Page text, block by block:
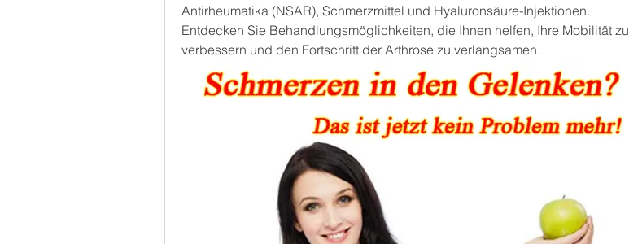
Antirheumatika (NSAR), Schmerzmittel und Hyaluronsäure-Injektionen.
Entdecken Sie Behandlungsmöglichkeiten, die Ihnen helfen, Ihre Mobilität zu
verbessern und den Fortschritt der Arthrose zu verlangsamen.